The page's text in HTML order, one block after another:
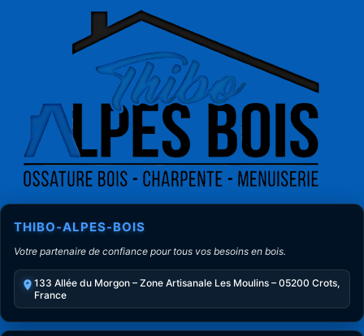
THIBO-ALPES-BOIS
Votre partenaire de confiance pour tous vos besoins en bois.
133 Allée du Morgon – Zone Artisanale Les Moulins – 05200 Crots,
France